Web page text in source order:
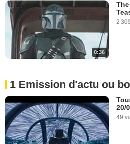
0:36
2
1 Emission d'actu ou
20/
49